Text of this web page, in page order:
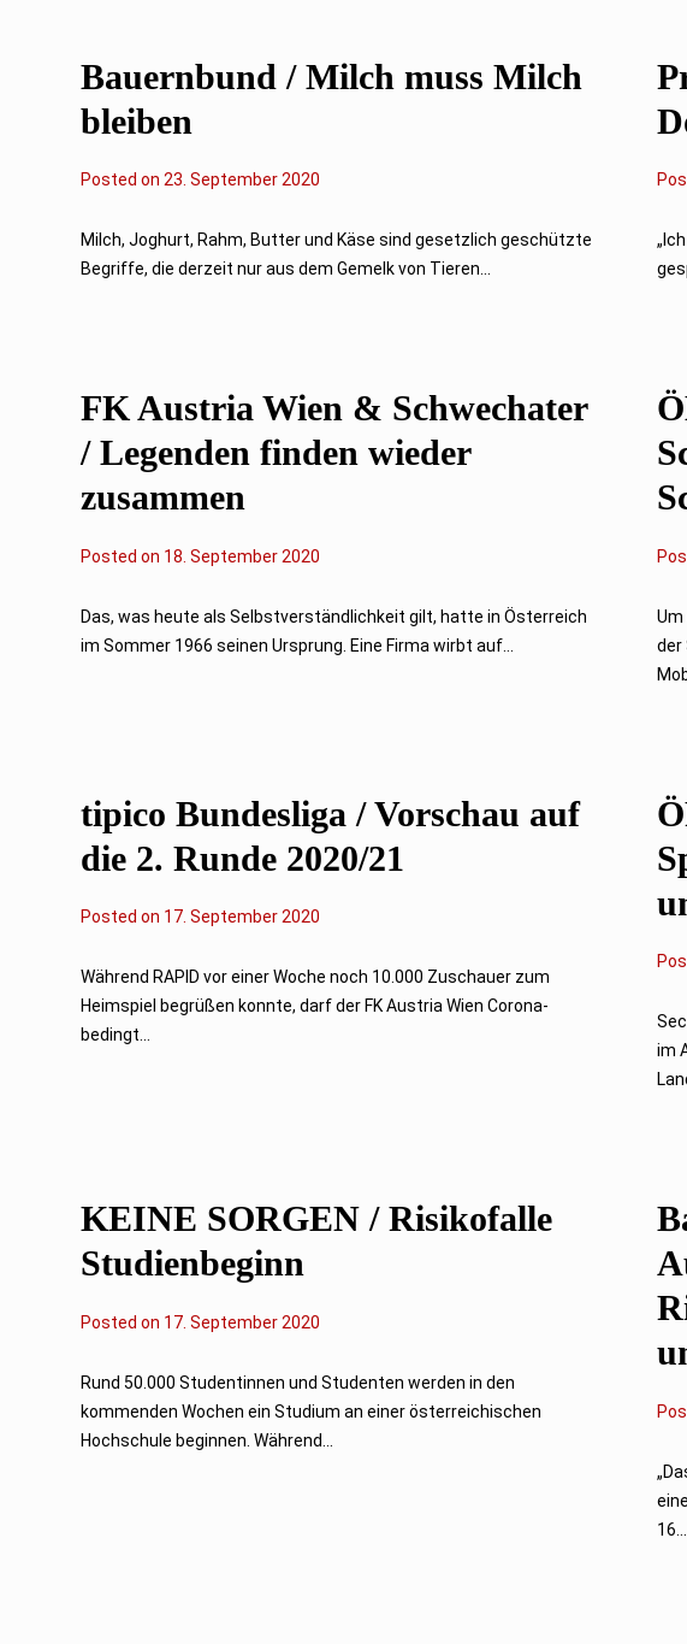
0
2
Bauernbund / Milch muss Milch
bleiben
Posted on 23. September 2020
Milch, Joghurt, Rahm, Butter und Käse sind gesetzlich geschützte
Begriffe, die derzeit nur aus dem Gemelk von Tieren...
FK Austria Wien & Schwechater
/ Legenden finden wieder
zusammen
Posted on 18. September 2020
Das, was heute als Selbstverständlichkeit gilt, hatte in Österreich
im Sommer 1966 seinen Ursprung. Eine Firma wirbt auf...
Um
der
tipico Bundesliga / Vorschau auf
die 2. Runde 2020/21
Posted on 1
S
p
0
17. September 2020
Während RAPID vor einer Woche noch 10.000 Zuschauer zum
Heimspiel begrüßen konnte, darf der FK Austria Wien Corona-
bedingt...
im
KEINE SORGEN / Risikofalle
Studienbeginn
Posted on 17. September 2020
Rund 50.000 Studentinnen und Studenten werden in den
kommenden Wochen ein Studium an einer österreichischen
Hochschule beginnen. Während...
16....